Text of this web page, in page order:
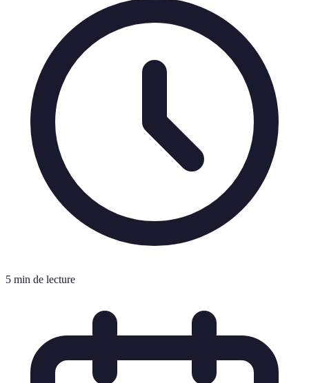
5 min de lecture